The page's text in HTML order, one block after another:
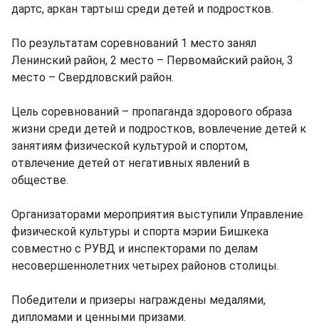
дартс, аркан тартыш среди детей и подростков.
По результатам соревнований 1 место занял
Ленинский район, 2 место – Первомайский район, 3
место – Свердловский район.
Цель соревнований – пропаганда здорового образа
жизни среди детей и подростков, вовлечение детей к
занятиям физической культурой и спортом,
отвлечение детей от негативных явлений в
обществе.
Организаторами мероприятия выступили Управление
физической культуры и спорта мэрии Бишкека
совместно с РУВД и инспекторами по делам
несовершеннолетних четырех районов столицы.
Победители и призеры награждены медалями,
дипломами и ценными призами.